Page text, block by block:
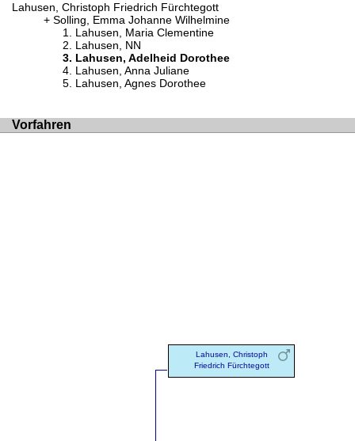
Lahusen, Christoph Friedrich Fürchtegott
Solling, Emma Johanne Wilhelmine
Lahusen, Maria Clementine
Lahusen, NN
Lahusen, Adelheid Dorothee
Lahusen, Anna Juliane
Lahusen, Agnes Dorothee
Vorfahren
Lahusen, Christoph
Friedrich Fürchtegott